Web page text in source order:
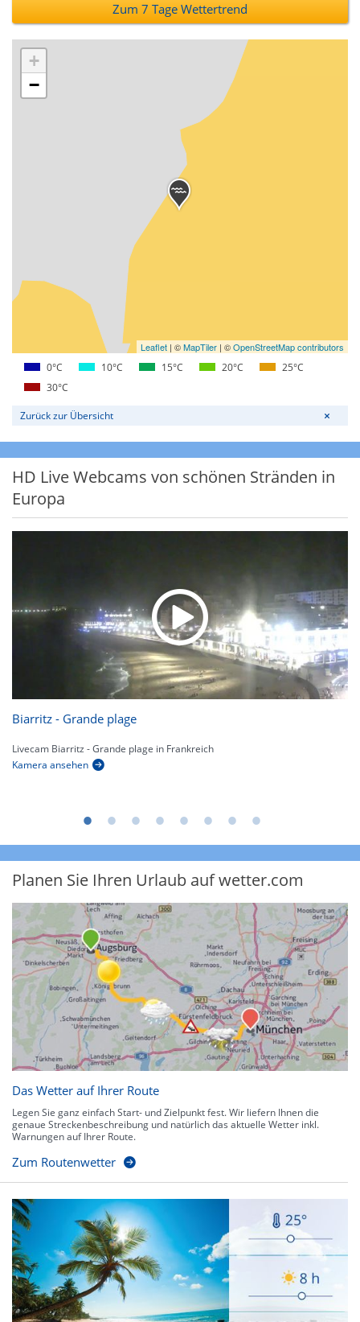
Zum 7 Tage Wettertrend
+
−
Leaflet | ©MapTiler | ©OpenStreetMap contributors
0°C 10°C 15°C 20°C
25°C
30°C
Zurück zur Übersicht
HD Live Webcams von schönen Stränden in
Europa
Biarritz - Grande plage
Livecam Biarritz - Grande plage in Frankreich
Kamera ansehen
Planen Sie Ihren Urlaub auf wetter.com
Das Wetter auf Ihrer Route
Legen Sie ganz einfach Start- und Zielpunkt fest. Wir liefern Ihnen die
genaue Streckenbeschreibung und natürlich das aktuelle Wetter inkl.
Warnungen auf Ihrer Route.
Zum Routenwetter